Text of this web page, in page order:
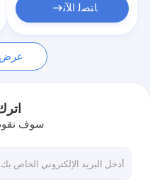
آلة لحام LED
ﺎﺘﺼﻟ ﺍﻶﻧ
عرض
سوف